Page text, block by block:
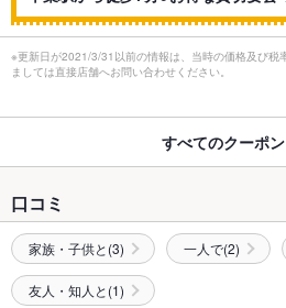
※更新日が2021/3/31以前の情報は、当時の価格及び税
ましては直接店舗へお問い合わせください。
すべてのクーポ
口コミ
家族・子供と(3) 一人で(2)
友人・知人と(1)